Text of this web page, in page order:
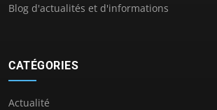
Blog d'actualités et d'informations
CATÉGORIES
Actualité